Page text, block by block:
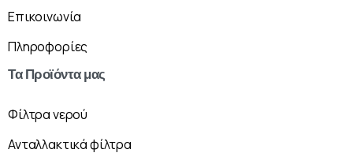
Επικοινωνία
Πληροφορίες
Τα Προϊόνταμας
Φίλτρα νερού
Ανταλλακτικά φίλτρα